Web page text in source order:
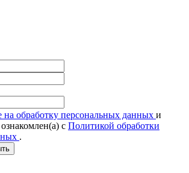
на обработку персональных данных и
с Политикой обработки
.